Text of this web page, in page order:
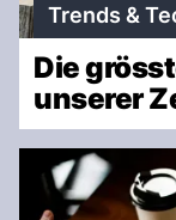
Trends &
Die
unserer